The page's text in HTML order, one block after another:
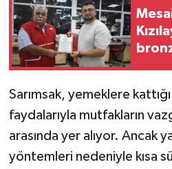
Sarımsak, yemeklere
faydalarıyla mutfakların
arasında yer alıyor. Ancak
yöntemleri nedeniyle kısa
Hisarcık
İlçeler
Köşe Yazıları
Kültür Sanat